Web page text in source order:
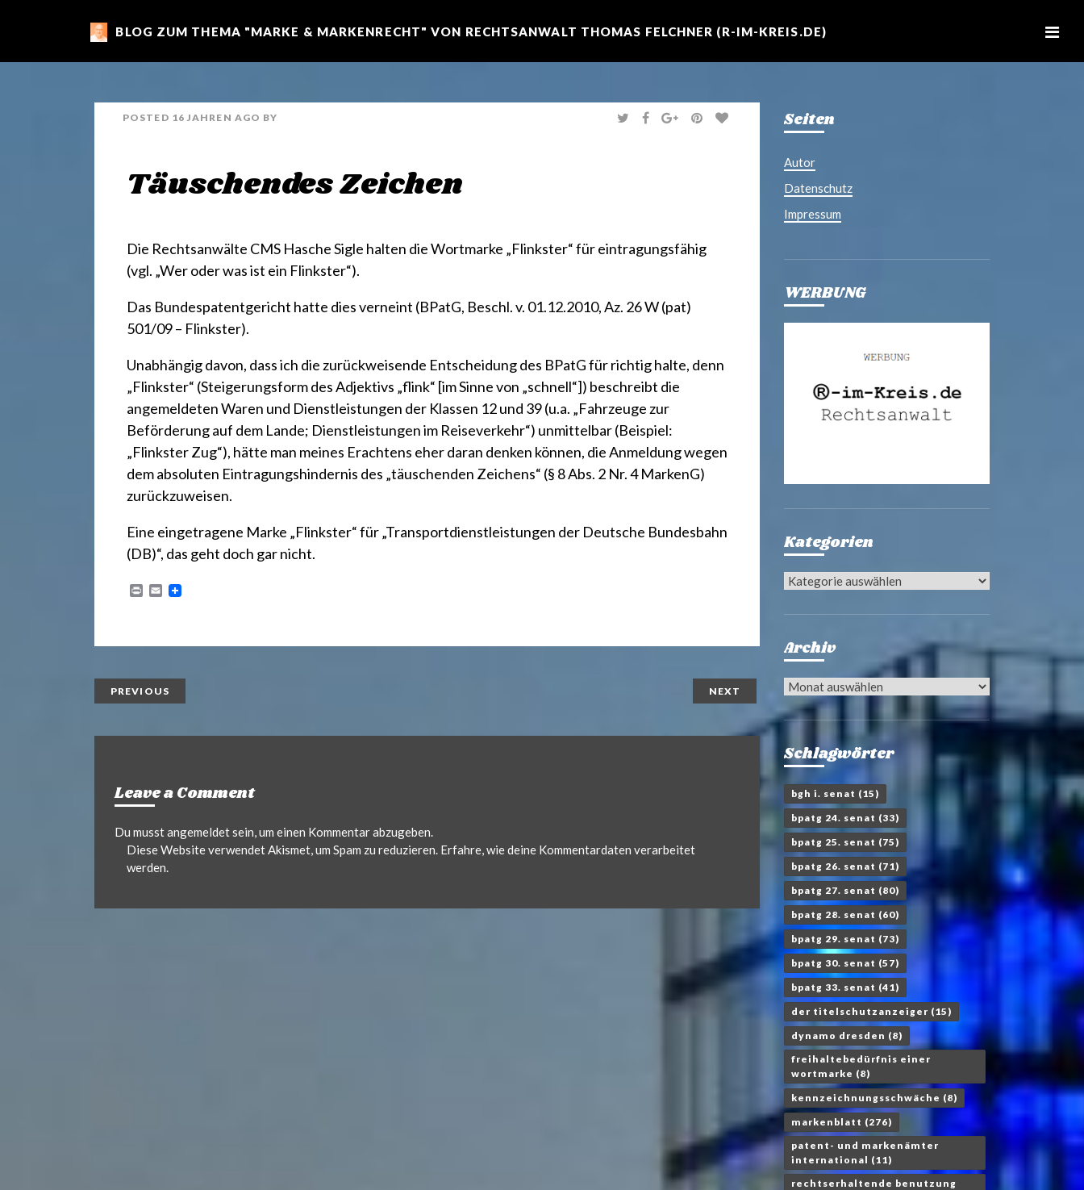
m
a
4
.
BLOG ZUM THEMA "MARKE & MARKENRECHT" VON RECHTSANWALT THOMAS FELCHNER (R-IM-KREIS.DE)
POSTED 16 JAHREN AGO BY
T
W
F
A
G
O
P
I
Täuschendes Zeichen
Die Rechtsanwälte CMS Hasche Sigle halten die Wortmarke „Flinkster“ für eintragungsfähig
(vgl. „Wer oder was ist ein Flinkster“).
Das Bundespatentgericht hatte dies verneint (BPatG, Beschl. v. 01.12.2010, Az. 26 W (pat)
501/09 – Flinkster).
Unabhängig davon, dass ich die zurückweisende Entscheidung des BPatG für richtig halte, denn
„Flinkster“ (Steigerungsform des Adjektivs „flink“ [im Sinne von „schnell“]) beschreibt die
angemeldeten Waren und Dienstleistungen der Klassen 12 und 39 (u.a. „Fahrzeuge zur
Beförderung auf dem Lande; Dienstleistungen im Reiseverkehr“) unmittelbar (Beispiel:
„Flinkster Zug“), hätte man meines Erachtens eher daran denken können, die Anmeldung wegen
dem absoluten Eintragungshindernis des „täuschenden Zeichens“ (§ 8 Abs. 2 Nr. 4 MarkenG)
zurückzuweisen.
Eine eingetragene Marke „Flinkster“ für „Transportdienstleistungen der Deutsche Bundesbahn
(DB)“, das geht doch gar nicht.
E
PREVIOUS NEXT
Leave a Comment
Du musstangemeldetsein, um einen Kommentar abzugeben.
Diese Website verwendet Akismet, um Spam zu reduzieren. Erfahre, wie deine Kommentardaten verarbeitet
werden.
Seiten
Autor
Datenschutz
Impressum
WERBUNG
Kategorien
Kategorien
Archiv
Archiv
Schlagwörter
bgh i. senat (15)
bpatg 24. senat (33)
bpatg 25. senat (75)
bpatg 26. senat (71)
bpatg 27. senat (80)
bpatg 28. senat (60)
bpatg 29. senat (73)
bpatg 30. senat (57)
bpatg 33. senat (41)
der titelschutzanzeiger (15)
dynamo dresden (8)
freihaltebedürfnis einer
wortmarke (8)
kennzeichnungsschwäche (8)
markenblatt (276)
patent- und markenämter
international (11)
rechtserhaltende benutzung